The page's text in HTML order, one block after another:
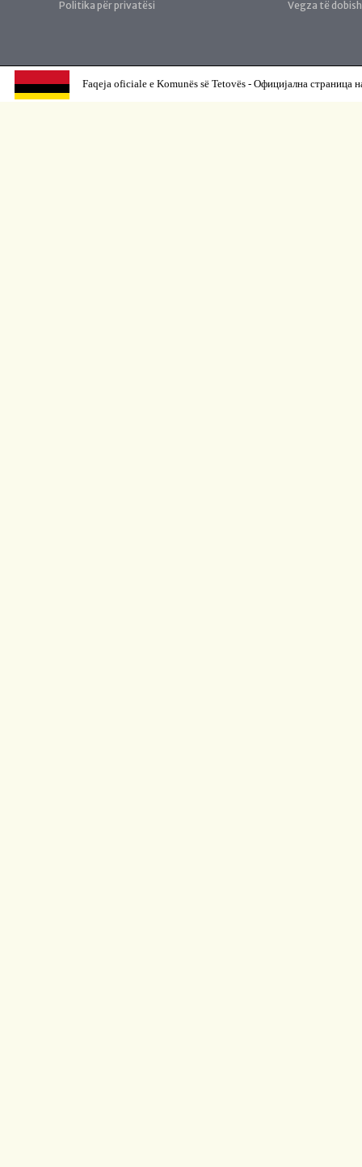
Politika për privatësi Vegza të
Faqeja oficiale e Komunës së Tetovës - Официјална